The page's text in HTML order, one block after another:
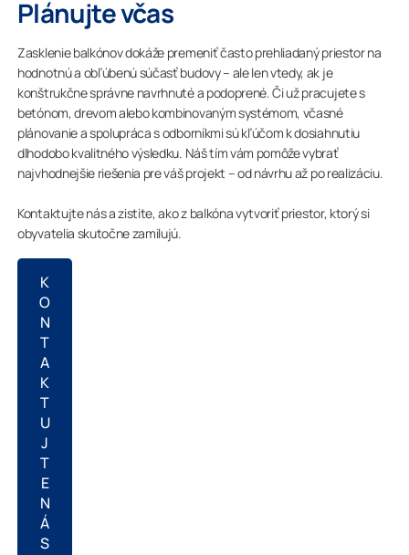
Plánujte včas
Zasklenie balkónov dokáže premeniť často prehliadaný priestor na
hodnotnú a obľúbenú súčasť budovy – ale len vtedy, ak je
konštrukčne správne navrhnuté a podoprené. Či už pracujete s
betónom, drevom alebo kombinovaným systémom, včasné
plánovanie a spolupráca s odborníkmi sú kľúčom k dosiahnutiu
dlhodobo kvalitného výsledku. Náš tím vám pomôže vybrať
najvhodnejšie riešenia pre váš projekt – od návrhu až po realizáciu.
Kontaktujte nás a zistite, ako z balkóna vytvoriť priestor, ktorý si
obyvatelia skutočne zamilujú.
K
O
N
T
A
K
T
U
J
T
E
N
Á
S